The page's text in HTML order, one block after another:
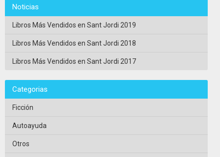
Noticias
Libros Más Vendidos en Sant Jordi 2019
Libros Más Vendidos en Sant Jordi 2018
Libros Más Vendidos en Sant Jordi 2017
Categorias
Ficción
Autoayuda
Otros